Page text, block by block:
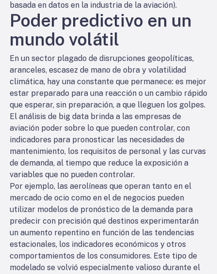
basada en datos en la industria de la aviación).
Poder predictivo en un
mundo volátil
En un sector plagado de disrupciones geopolíticas,
aranceles, escasez de mano de obra y volatilidad
climática, hay una constante que permanece: es mejor
estar preparado para una reacción o un cambio rápido
que esperar, sin preparación, a que lleguen los golpes.
El análisis de big data brinda a las empresas de
aviación poder sobre lo que pueden controlar, con
indicadores para pronosticar las necesidades de
mantenimiento, los requisitos de personal y las curvas
de demanda, al tiempo que reduce la exposición a
variables que no pueden controlar.
Por ejemplo, las aerolíneas que operan tanto en el
mercado de ocio como en el de negocios pueden
utilizar modelos de pronóstico de la demanda para
predecir con precisión qué destinos experimentarán
un aumento repentino en función de las tendencias
estacionales, los indicadores económicos y otros
comportamientos de los consumidores. Este tipo de
modelado se volvió especialmente valioso durante el